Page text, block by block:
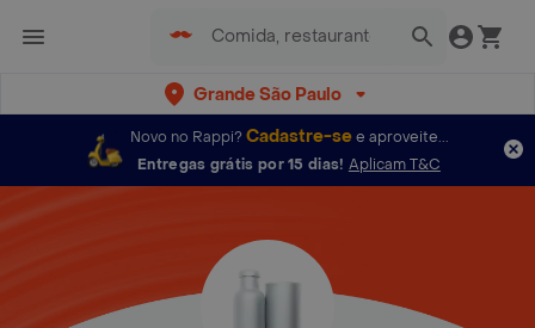
Grande São Paulo
Novo no Rappi? Cadastre-se e aproveite...
Entregas grátis por 15 dias! Aplicam T&C